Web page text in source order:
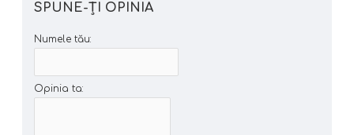
SPUNE-ŢI OPINIA
Numele tău:
Opinia ta: